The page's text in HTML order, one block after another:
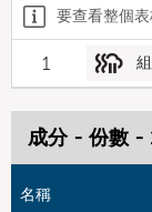
要查看整個表
1
成分 - 份數 -
名稱